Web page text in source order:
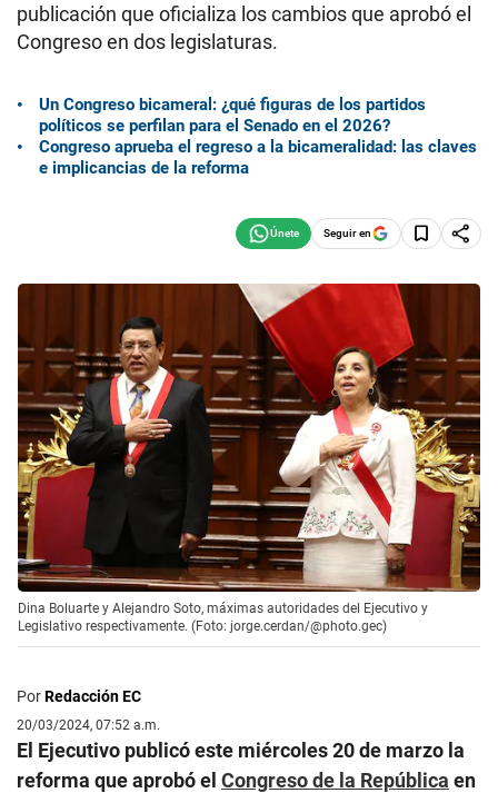
publicación que oficializa los cambios que aprobó el
Congreso en dos legislaturas.
Un Congreso bicameral: ¿qué figuras de los partidos
políticos se perfilan para el Senado en el 2026?
Congreso aprueba el regreso a la bicameralidad: las claves
e implicancias de la reforma
Seguir en
Dina Boluarte y Alejandro Soto, máximas autoridades del Ejecutivo y
Legislativo respectivamente. (Foto: jorge.cerdan/@photo.gec)
PorRedacción EC
20/03/2024, 07:52 a.m.
El Ejecutivo publicó este miércoles 20 de marzo la
reforma que aprobó el Congreso de la República en